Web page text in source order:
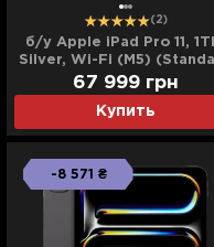
(2)
б/у Apple iPad Pro 11,
Silver, Wi-Fi (M5)
Glass) (MDWQ4) (2025)
Купить
67 999 грн
-8 571 ₴